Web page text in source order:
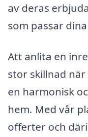
av deras
som passar
Att anlita en
stor skillnad
en harmonisk
hem. Med vår
offerter och